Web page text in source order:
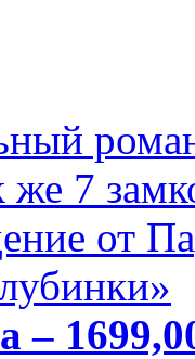
же 7
от
–